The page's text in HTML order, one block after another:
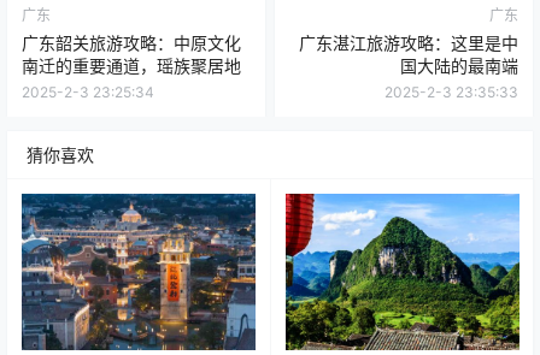
广东
广东韶关旅游攻略：中原文化
南迁的重要通道，瑶族聚居地
2025-2-3 23:25:34
广东
广东湛江旅游攻略：这里是中
国大陆的最南端
2025-2-3 23:35:33
猜你喜欢